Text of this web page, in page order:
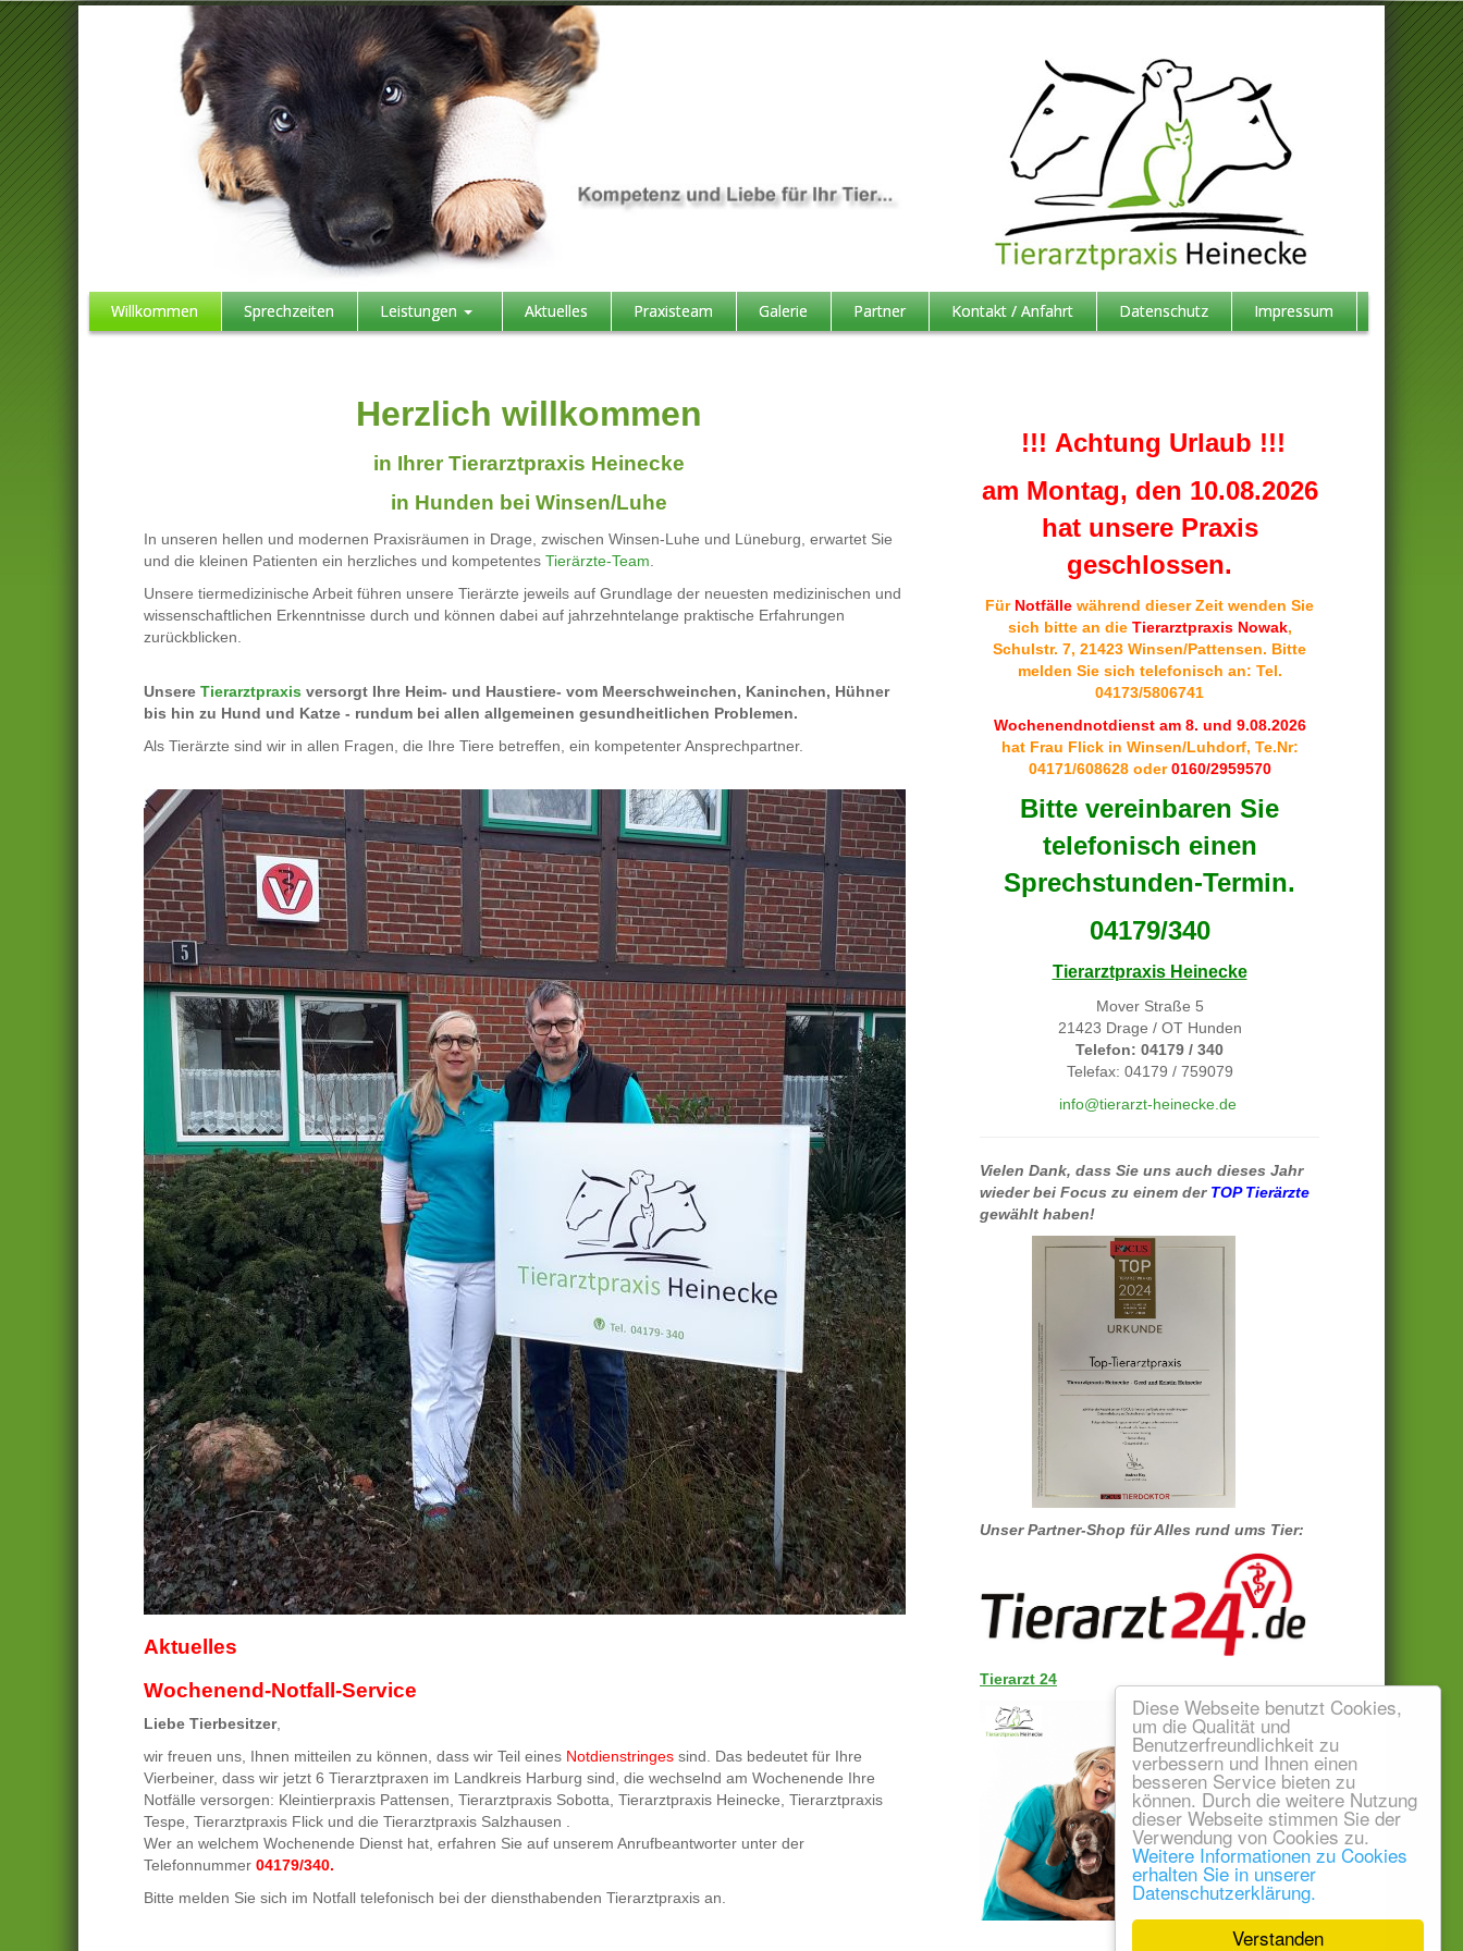
Verstanden
Diese Webseite benutzt Cookies,
um die Qualität und
Benutzerfreundlichkeit zu
verbessern und Ihnen einen
besseren Service bieten zu
können. Durch die weitere Nutzung
dieser Webseite stimmen Sie der
Verwendung von Cookies zu.
Weitere Informationen zu Cookies
erhalten Sie in unserer
Datenschutzerklärung.
Willkommen Sprechzeiten Leistungen Aktuelles Praxisteam Galerie Partner Kontakt / Anfahrt Datenschutz Impressum
Herzlich willkommen
in Ihrer Tierarztpraxis Heinecke
in Hunden bei Winsen/Luhe
In unseren hellen und modernen Praxisräumen in Drage, zwischen Winsen-Luhe und Lüneburg, erwartet Sie
und die kleinen Patienten ein herzliches und kompetentes Tierärzte-Team
Unsere tiermedizinische Arbeit führen unsere Tierärzte jeweils auf Grundlage der neuesten medizinischen und
wissenschaftlichen Erkenntnisse durch und können dabei auf jahrzehntelange praktische Erfahrungen
zurückblicken.
Unsere Tierarztpraxis versorgt Ihre Heim- und Haustiere- vom Meerschweinchen, Kaninchen, Hühner
bis hin zu Hund und Katze - rundum bei allen allgemeinen gesundheitlichen Problemen.
Als Tierärzte sind wir in allen Fragen, die Ihre Tiere betreffen, ein kompetenter Ansprechpartner.
Aktuelles
Wochenend-Notfall-Service
Liebe Tierbesitzer,
wir freuen uns, Ihnen mitteilen zu können, dass wir Teil eines Notdienstringes sind. Das bedeutet für Ihre
Vierbeiner, dass wir jetzt 6 Tierarztpraxen im Landkreis Harburg sind, die wechselnd am Wochenende Ihre
Notfälle versorgen: Kleintierpraxis Pattensen, Tierarztpraxis Sobotta, Tierarztpraxis Heinecke, Tierarztpraxis
Tespe, Tierarztpraxis Flick und die Tierarztpraxis Salzhausen .
Wer an welchem Wochenende Dienst hat, erfahren Sie auf unserem Anrufbeantworter unter der
Telefonnummer 04179/340.
Bitte melden Sie sich im Notfall telefonisch bei der diensthabenden Tierarztpraxis an.
!!! Achtung Urlaub !!!
am Montag, den 10.08.2026
hat unsere Praxis
geschlossen.
Für Notfälle während dieser Zeit wenden Sie
sich bitte an die Tierarztpraxis Nowak,
Schulstr. 7, 21423 Winsen/Pattensen. Bitte
melden Sie sich telefonisch an: Tel.
04173/5806741
Wochenendnotdienst am 8. und 9.08.2026
hat Frau Flick in Winsen/Luhdorf, Te.Nr:
04171/608628 oder0160/2959570
Bitte vereinbaren Sie
telefonisch einen
Sprechstunden-Termin.
04179/340
Tierarztpraxis Heinecke
Mover Straße 5
21423 Drage / OT Hunden
Telefon: 04179 / 340
Telefax: 04179 / 759079
info@tierarzt-heinecke.de
Vielen Dank, dass Sie uns auch dieses Jahr
wieder bei Focus zu einem der TOP Tierärzte
gewählt haben!
Unser Partner-Shop für Alles rund ums Tier:
Tierarzt 24